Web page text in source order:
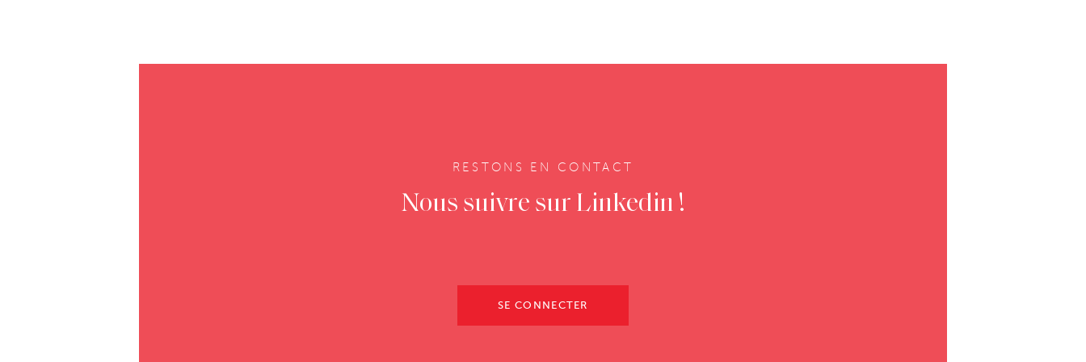
RESTONS EN CONTACT
Nous suivre sur Linkedin !
SE CONNECTER